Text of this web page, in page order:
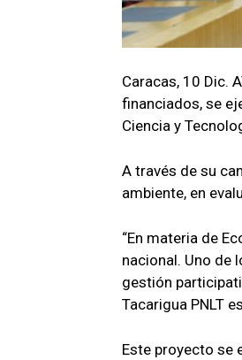
Caracas, 10 Dic.
financiados, se
Ciencia y
A través de su
ambiente, en
“En materia de
nacional. Uno de
gestión
Tacarigua PNLT
Este proyecto se